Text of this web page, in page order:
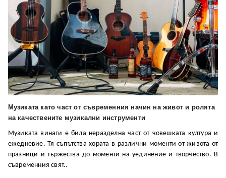
Музиката като част от съвременния начин на живот и ролята
на качествените музикални инструменти
Музиката винаги е била неразделна част от човешката култура и
ежедневие. Тя съпътства хората в различни моменти от живота от
празници и тържества до моменти на уединение и творчество. В
съвременния свят..